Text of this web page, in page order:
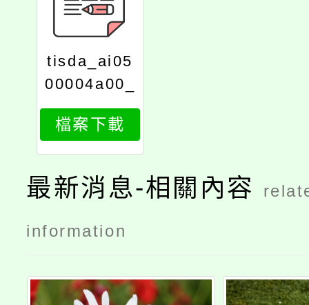
tisda_ai05
00004a00_
attch4
檔案下載
最新消息-相關內容
information